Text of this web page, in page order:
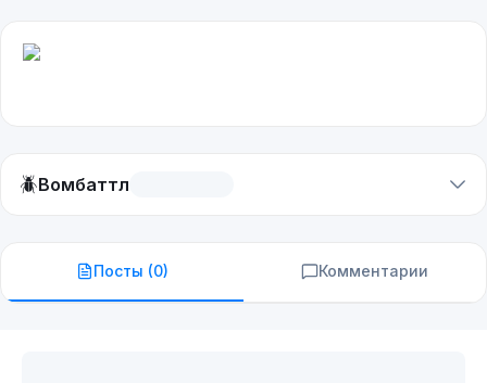
🪲Вомбаттл
Посты (0) Комментарии